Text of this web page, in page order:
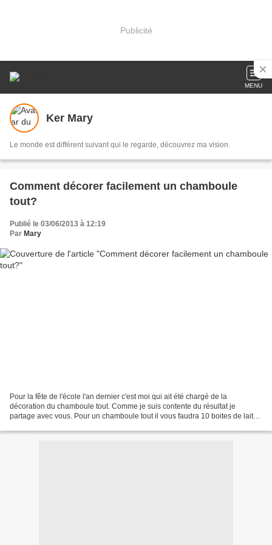
Publicité
MENU
Ker Mary
Le monde est différent suivant qui le regarde, découvrez ma vision.
Comment décorer facilement un chamboule
tout?
Publié le 03/06/2013 à 12:19
Par Mary
Pour la fête de l'école l'an dernier c'est moi qui ait été chargé de la
décoration du chamboule tout. Comme je suis contente du résultat je
partage avec vous. Pour un chamboule tout il vous faudra 10 boites de lait